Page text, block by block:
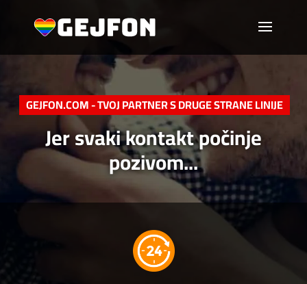
GEJFON.COM - TVOJ PARTNER S DRUGE STRANE LINIJE
Jer svaki kontakt počinje
pozivom...